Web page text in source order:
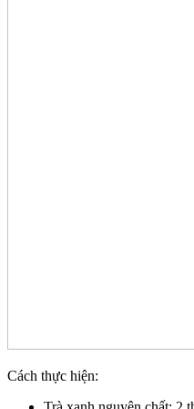
Cách thực hiện: